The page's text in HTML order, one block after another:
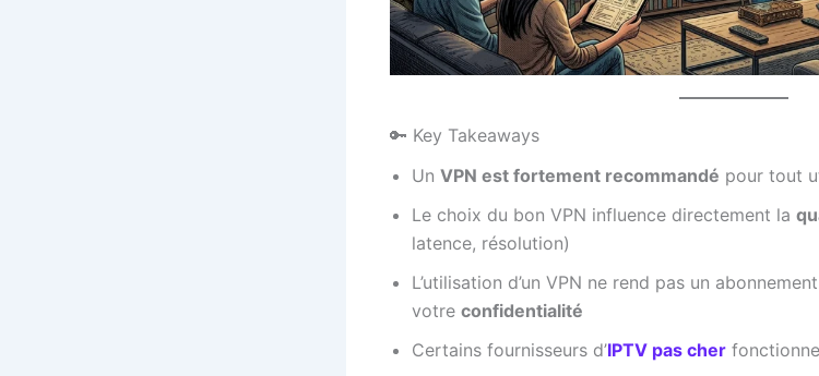
🔑 Key Takeaways
Un VPN est fortement recommandé pour tout
Le choix du bon VPN influence directement la
latence, résolution)
L’utilisation d’un VPN ne rend pas un
votre confidentialité
Certains fournisseurs d’IPTV pas cher